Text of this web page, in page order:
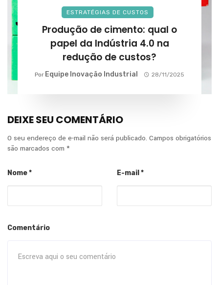
ESTRATÉGIAS DE CUSTOS
Produção de cimento: qual o
papel da Indústria 4.0 na
redução de custos?
Por Equipe Inovação Industrial 28/11/2025
DEIXE SEU COMENTÁRIO
O seu endereço de e-mail não será publicado. Campos obrigatórios
são marcados com *
Nome* E-mail *
Comentário